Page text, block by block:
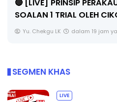
Unknown 5 hari yang lalu
SEGMEN KHAS
LIVE